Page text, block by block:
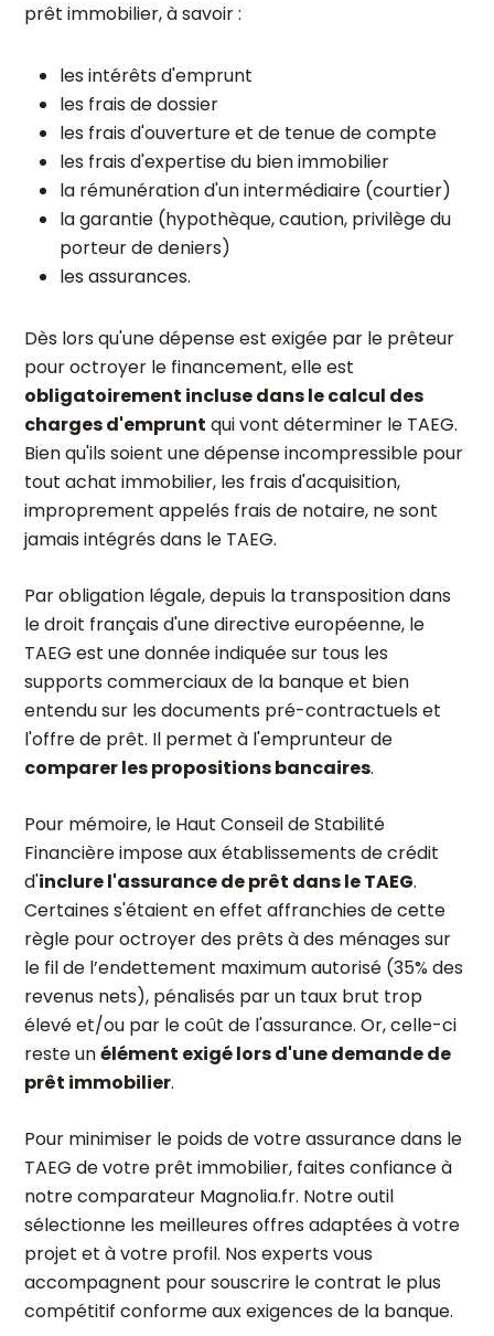
prêt immobilier, à savoir :
les intérêts d'emprunt
les frais de dossier
les frais d'ouverture et de tenue de compte
les frais d'expertise du bien immobilier
la rémunération d'un intermédiaire (courtier)
la garantie (hypothèque, caution, privilège du
porteur de deniers)
les assurances.
Dès lors qu'une dépense est exigée par le prêteur
pour octroyer le financement, elle est
obligatoirement incluse dans le calcul des
charges d'emprunt qui vont déterminer le TAEG.
Bien qu'ils soient une dépense incompressible pour
tout achat immobilier, les frais d'acquisition,
improprement appelés frais de notaire, ne sont
jamais intégrés dans le TAEG.
Par obligation légale, depuis la transposition dans
le droit français d'une directive européenne, le
TAEG est une donnée indiquée sur tous les
supports commerciaux de la banque et bien
entendu sur les documents pré-contractuels et
l'offre de prêt. Il permet à l'emprunteur de
comparer les propositions bancaires.
Pour mémoire, le Haut Conseil de Stabilité
Financière impose aux établissements de crédit
d'inclure l'assurance de prêt dans le TAEG.
Certaines s'étaient en effet affranchies de cette
règle pour octroyer des prêts à des ménages sur
le fil de l’endettement maximum autorisé (35% des
revenus nets), pénalisés par un taux brut trop
élevé et/ou par le coût de l'assurance. Or, celle-ci
reste unélément exigé lors d'une demande de
prêt immobilier.
Pour minimiser le poids de votre assurance dans le
TAEG de votre prêt immobilier, faites confiance à
notre comparateur Magnolia.fr. Notre outil
sélectionne les meilleures offres adaptées à votre
projet et à votre profil. Nos experts vous
accompagnent pour souscrire le contrat le plus
compétitif conforme aux exigences de la banque.